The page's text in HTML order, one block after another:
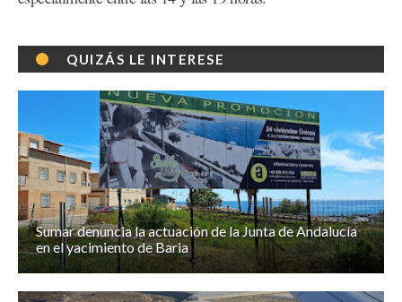
QUIZÁS LE INTERESE
Sumar denuncia la actuación de la Junta de Andalucía
en el yacimiento de Baria